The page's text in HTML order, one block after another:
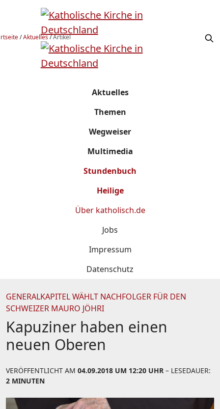
/Aktuelles/Artikel
Aktuelles
Themen
Wegweiser
Multimedia
Stundenbuch
Heilige
Über katholisch.de
Jobs
Impressum
Datenschutz
GENERALKAPITEL WÄHLT NACHFOLGER FÜR DEN
SCHWEIZER MAURO JÖHRI
Kapuziner haben einen
neuen Oberen
VERÖFFENTLICHT AM 04.09.2018 UM 12:20 UHR – LESEDAUER:
2 MINUTEN